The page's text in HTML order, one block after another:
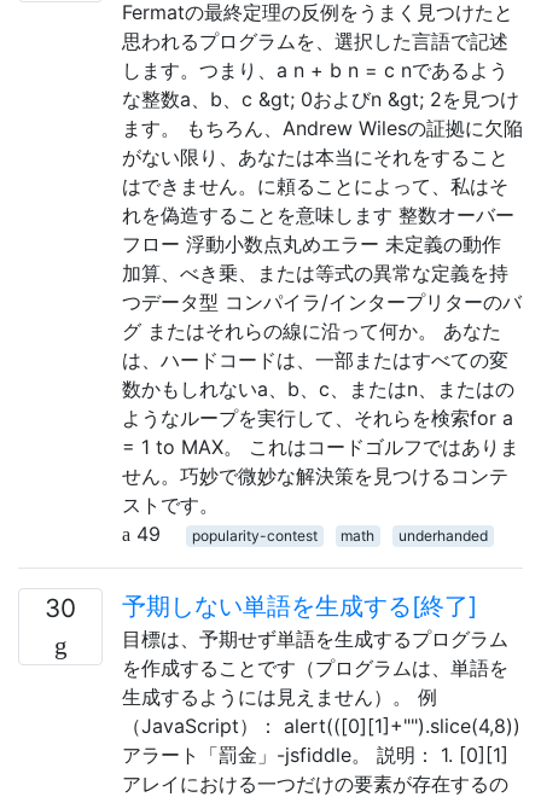
Fermatの最終定理の反例をうまく見つけたと
思われるプログラムを、選択した言語で記述
します。つまり、a n + b n = c nであるよう
な整数a、b、c &gt; 0およびn &gt; 2を見つけ
ます。 もちろん、Andrew Wilesの証拠に欠陥
がない限り、あなたは本当にそれをすること
はできません。に頼ることによって、私はそ
れを偽造することを意味します 整数オーバー
フロー 浮動小数点丸めエラー 未定義の動作
加算、べき乗、または等式の異常な定義を持
つデータ型 コンパイラ/インタープリターのバ
グ またはそれらの線に沿って何か。 あなた
は、ハードコードは、一部またはすべての変
数かもしれないa、b、c、またはn、またはの
ようなループを実行して、それらを検索for a
= 1 to MAX。 これはコードゴルフではありま
せん。巧妙で微妙な解決策を見つけるコンテ
ストです。
49
popularity-contest math underhanded
30 予期しない単語を生成する[終了]
目標は、予期せず単語を生成するプログラム
を作成することです（プログラムは、単語を
生成するようには見えません）。 例
（JavaScript）： alert(([0][1]+"").slice(4,8))
アラート「罰金」-jsfiddle。 説明： 1. [0][1]
アレイにおける一つだけの要素が存在するの